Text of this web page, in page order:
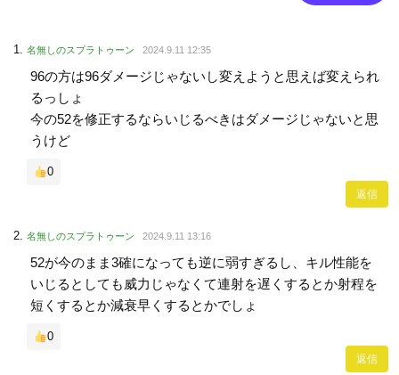
名無しのスプラトゥーン 2024.9.11 12:35
96の方は96ダメージじゃないし変えようと思えば変えられ
るっしょ
今の52を修正するならいじるべきはダメージじゃないと思
うけど
0
返信
名無しのスプラトゥーン 2024.9.11 13:16
52が今のまま3確になっても逆に弱すぎるし、キル性能を
いじるとしても威力じゃなくて連射を遅くするとか射程を
短くするとか減衰早くするとかでしょ
0
返信